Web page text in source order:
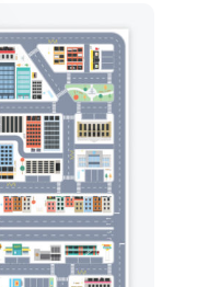
89.00.
59.00.